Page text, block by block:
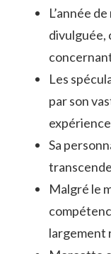
L’année
divulguée,
Les
par son
Sa
Malgré le
largement